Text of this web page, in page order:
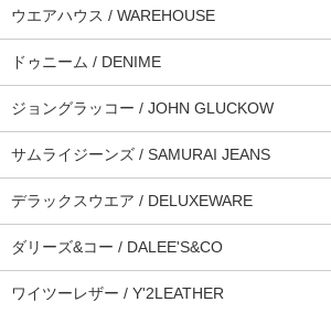
ウエアハウス / WAREHOUSE
ドゥニーム / DENIME
ジョングラッコー / JOHN GLUCKOW
サムライジーンズ / SAMURAI JEANS
デラックスウエア / DELUXEWARE
ダリーズ&コー / DALEE'S&CO
ワイツーレザー / Y'2LEATHER